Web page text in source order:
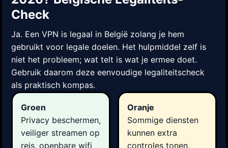
Check
Ja. Een VPN is legaal in België zolang je hem
gebruikt voor legale doelen. Het hulpmiddel zelf is
niet het probleem; wat telt is wat je ermee doet.
Gebruik daarom deze eenvoudige legaliteitscheck
als praktisch kompas.
Groen
Privacy beschermen,
veiliger streamen op
reis, openbare wifi
Oranje
Sommige diensten
kunnen extra
controles tonen,